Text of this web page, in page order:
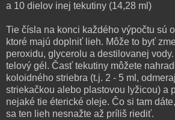
a 10 dielov inej tekutiny (14,28 ml)
Tie čísla na konci každého výpočtu sú
ktoré majú doplniť lieh. Môže to byť
peroxidu, glycerolu a destilovanej
telový gél. Časť tekutiny môžete
koloidného striebra (t.j. 2 - 5 ml,
striekačkou alebo plastovou lyžicou) a
nejaké tie éterické oleje. Čo si tam
sa ten lieh nesnažte až príliš riediť.